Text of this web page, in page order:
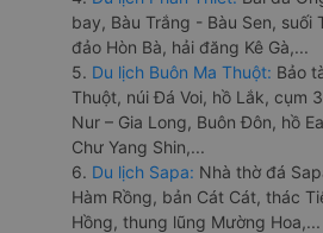
bay, Bàu Trắng - Bàu Sen, suối
đảo Hòn Bà, hải đăng Kê Gà,...
5. Du lịch Buôn Ma Thuột: Bảo
Thuột, núi Đá Voi, hồ Lắk, cụm
Nur – Gia Long, Buôn Đôn, hồ
Chư Yang Shin,...
6. Du lịch Sapa: Nhà thờ đá
Hàm Rồng, bản Cát Cát, thác
Hồng, thung lũng Mường Hoa,...